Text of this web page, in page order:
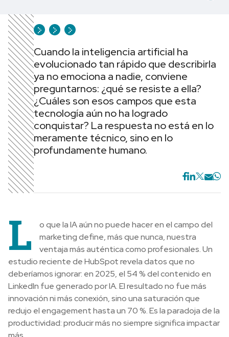
Cuando la inteligencia artificial ha
evolucionado tan rápido que describirla
ya no emociona a nadie, conviene
preguntarnos: ¿qué se resiste a ella?
¿Cuáles son esos campos que esta
tecnología aún no ha logrado
conquistar? La respuesta no está en lo
meramente técnico, sino en lo
profundamente humano.
L
o que la IA aún no puede hacer en el campo del
marketing define, más que nunca, nuestra
ventaja más auténtica como profesionales. Un
estudio reciente de HubSpot revela datos que no
deberíamos ignorar: en 2025, el 54 % del contenido en
LinkedIn fue generado por IA. El resultado no fue más
innovación ni más conexión, sino una saturación que
redujo el engagement hasta un 70 %. Es la paradoja de la
productividad: producir más no siempre significa impactar